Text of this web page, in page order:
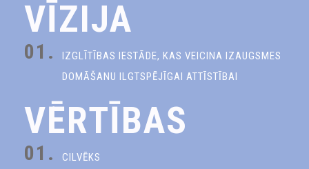
VĪZIJA
01.
IZGLĪTĪBAS IESTĀDE, KAS VEICINA IZAUGSMES
DOMĀŠANU ILGTSPĒJĪGAI ATTĪSTĪBAI
VĒRTĪBAS
01. CILVĒKS